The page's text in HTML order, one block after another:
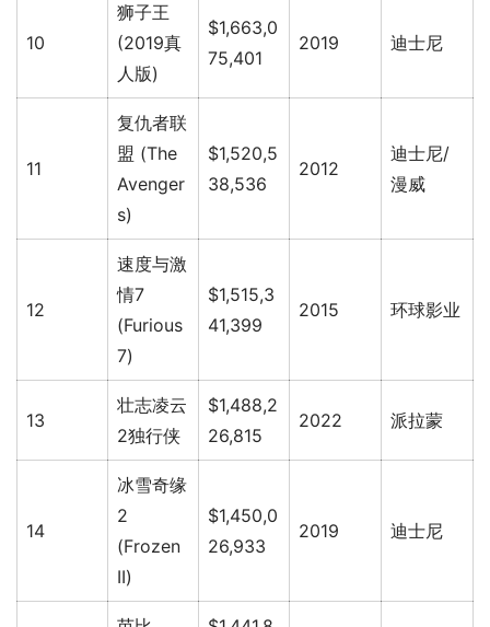
10
狮子王
(2019真
人版)
$1,663,0
75,401
2019 迪士尼
11
复仇者联
盟 (The
Avenger
s)
$1,520,5
38,536
2012
迪士尼/
漫威
12
速度与激
情7
(Furious
7)
$1,515,3
41,399
2015 环球影业
13
壮志凌云
2独行侠
$1,488,2
26,815
2022 派拉蒙
14
冰雪奇缘
2
(Frozen
II)
$1,450,0
26,933
2019 迪士尼